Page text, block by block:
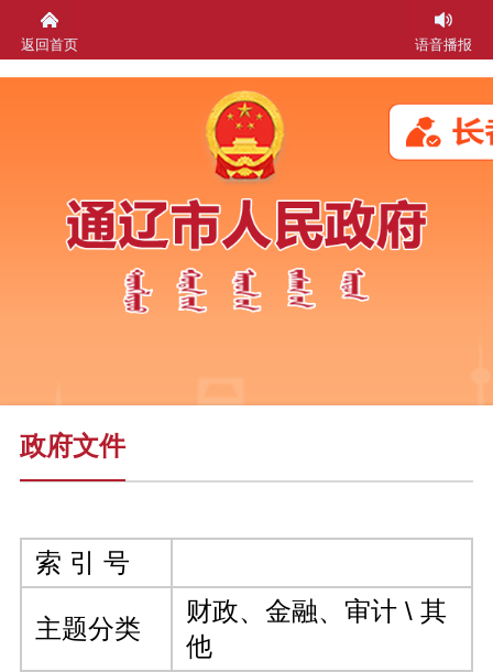
返回首页 语音播报
政府文件
索 引 号
主题分类
财政、金融、审计 \ 其
他